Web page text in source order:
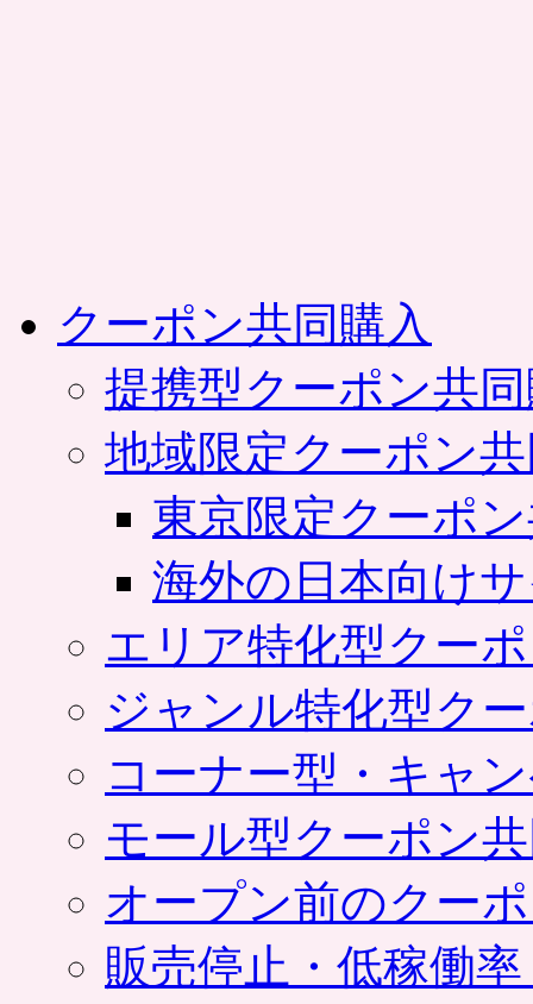
クーポン共同購入
提携型クーポン共
地域限定クーポン
東京限定クーポ
海外の日本向け
エリア特化型クー
ジャンル特化型ク
コーナー型・キャ
モール型クーポン
オープン前のクー
販売停止・低稼働